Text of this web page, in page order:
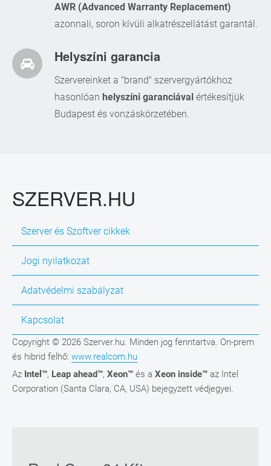
AWR (Advanced Warranty Replacement)
azonnali, soron kívüli alkatrészellátást garantál.
Helyszíni garancia
Szervereinket a "brand" szervergyártókhoz
hasonlóan helyszíni garanciával értékesítjük
Budapest és vonzáskörzetében.
SZERVER.HU
Szerver és Szoftver cikkek
Jogi nyilatkozat
Adatvédelmi szabályzat
Kapcsolat
Copyright © 2026 Szerver.hu. Minden jog fenntartva. On-prem
és hibrid felhő: www.realcom.hu
Az Intel™, Leap ahead™, Xeon™ és a Xeon inside™ az Intel
Corporation (Santa Clara, CA, USA) bejegyzett védjegyei.